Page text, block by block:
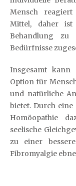
Mensch reagiert
Mittel, daher ist
Behandlung zu
Bedürfnisse
Insgesamt kann
Option für
und natürliche
bietet. Durch
Homöopathie
seelische
zu einer
Fibromyalgie